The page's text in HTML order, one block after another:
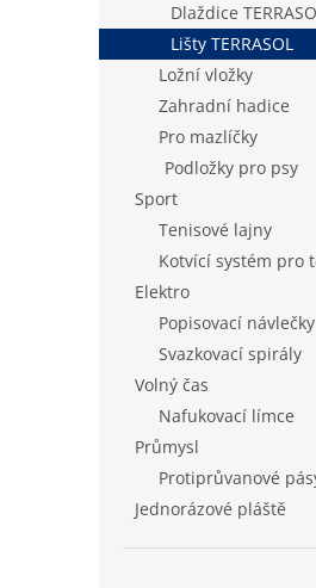
Dlaždice
Lišty TERRASOL
Ložní vložky
Zahradní hadice
Pro mazlíčky
Podložky pro psy
Sport
Tenisové lajny
Kotvící systém pro
Elektro
Popisovací návlečky
Svazkovací spirály
Volný čas
Nafukovací límce
Průmysl
Protiprůvanové
Jednorázové pláště